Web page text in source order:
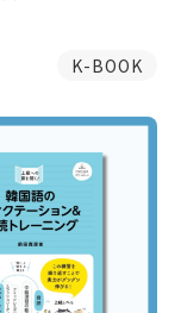
K-BOOK